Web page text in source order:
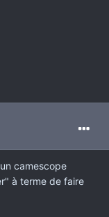
camescope
à terme de faire